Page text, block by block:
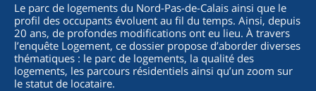
Le parc de logements du Nord-Pas-de-Calais ainsi que le
profil des occupants évoluent au fil du temps. Ainsi, depuis
20 ans, de profondes modifications ont eu lieu. À travers
l’enquête Logement, ce dossier propose d’aborder diverses
thématiques : le parc de logements, la qualité des
logements, les parcours résidentiels ainsi qu’un zoom sur
le statut de locataire.